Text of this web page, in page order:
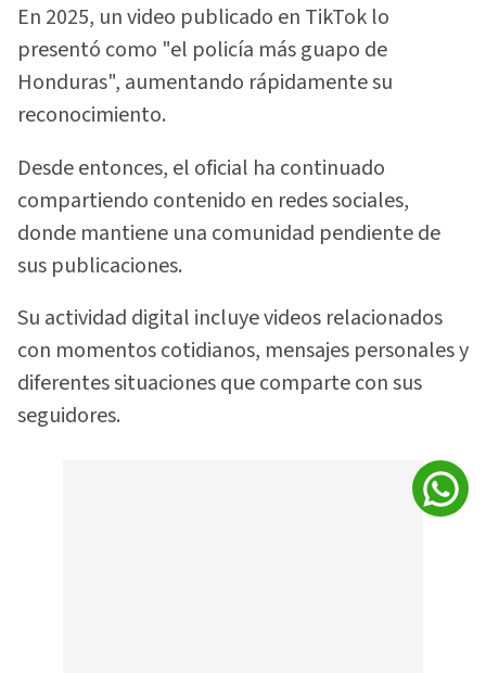
En 2025, un video publicado en TikTok lo
presentó como "el policía más guapo de
Honduras", aumentando rápidamente su
reconocimiento.
Desde entonces, el oficial ha continuado
compartiendo contenido en redes sociales,
donde mantiene una comunidad pendiente de
sus publicaciones.
Su actividad digital incluye videos relacionados
con momentos cotidianos, mensajes personales y
diferentes situaciones que comparte con sus
seguidores.